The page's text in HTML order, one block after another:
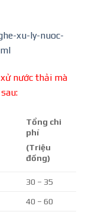
xu-ly-nuoc-
nước thải mà
Tổng chi
phí
(Triệu
đồng)
30 – 35
40 – 60